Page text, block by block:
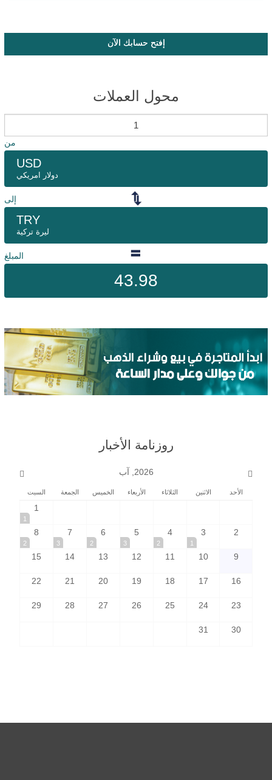
إفتح حسابك الآن
محول العملات
من
USD
دولار امريكي
إلى
TRY
ليرة تركية
المبلغ
43.98
روزنامة الأخبار
2026, آب
الأحد الاثنين الثلاثاء الأربعاء الخميس الجمعة السبت
1
1
2
3
1
4
2
5
3
6
2
7
3
8
2
9
10
11
12
13
14
15
16
17
18
19
20
21
22
23
24
25
26
27
28
29
30
31